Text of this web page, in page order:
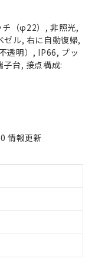
チ（φ22）, 非照光,
ゼル, 右に自動復帰,
透明）, IP66, プッ
台, 接点構成:
情報更新